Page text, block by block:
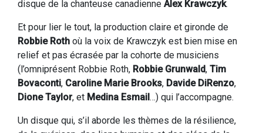
disque de la chanteuse canadienne Alex Krawczyk.
Et pour lier le tout, la production claire et gironde de
Robbie Roth où la voix de Krawczyk est bien mise en
relief et pas écrasée par la cohorte de musiciens
(l’omniprésent Robbie Roth, Robbie Grunwald, Tim
Bovaconti, Caroline Marie Brooks, Davide DiRenzo,
Dione Taylor, et Medina Esmail…) qui l’accompagne.
Un disque qui, s’il aborde les thèmes de la résilience,